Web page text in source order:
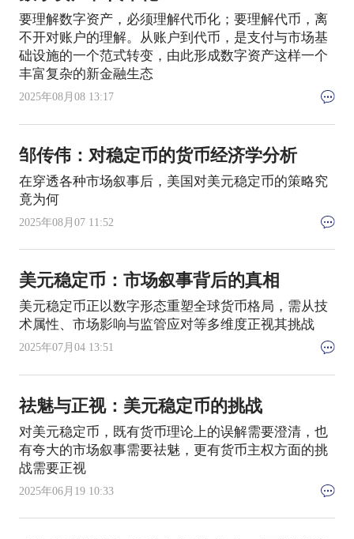
要理解数字资产，必须理解代币化；要理解代币，离
不开对账户的理解。从账户到代币，是支付与市场基
础设施的一个范式转变，由此形成数字资产这样一个
丰富复杂的新金融生态
2025年08月08 13:17
邹传伟：对稳定币的货币经济学分析
在穿透各种市场叙事后，美国对美元稳定币的策略究
竟为何
2025年08月07 11:52
美元稳定币：市场叙事背后的真相
美元稳定币正以数字形态重塑全球货币格局，需从技
术属性、市场影响与监管应对等多维度正视其挑战
2025年07月04 13:51
祛魅与正视：美元稳定币的挑战
对美元稳定币，既有货币理论上的误解需要澄清，也
有夸大的市场叙事需要祛魅，更有货币主权方面的挑
战需要正视
2025年06月19 10:33